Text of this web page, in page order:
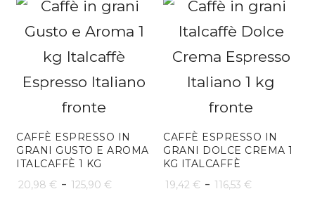
prezzo:
da
34,16 €
a
5,55 €
66,61 €
CAFFÈ ESPRESSO IN
GRANI GUSTO E AROMA
ITALCAFFÈ 1 KG
20,98 € - 125,90 €
CAFFÈ ESPRESSO IN
GRANI DOLCE CREMA 1
KG ITALCAFFÈ
19,42 € - 116,53 €